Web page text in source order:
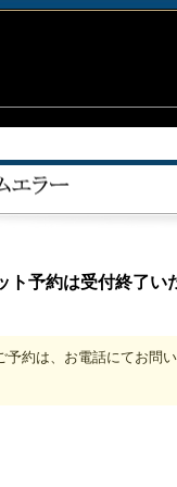
ト予約は受付終了い
約は、お電話にてお問い